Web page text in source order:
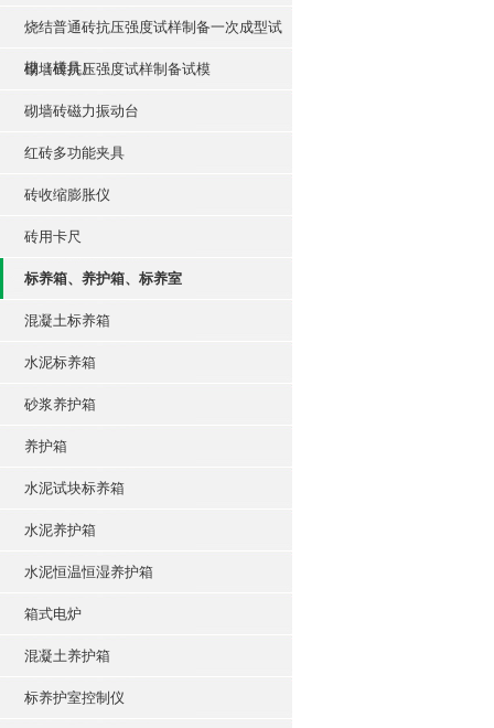
烧结普通砖抗压强度试样制备一次成型试
模（模具）
砌墙砖抗压强度试样制备试模
砌墙砖磁力振动台
红砖多功能夹具
砖收缩膨胀仪
砖用卡尺
标养箱、养护箱、标养室
混凝土标养箱
水泥标养箱
砂浆养护箱
养护箱
水泥试块标养箱
水泥养护箱
水泥恒温恒湿养护箱
箱式电炉
混凝土养护箱
标养护室控制仪